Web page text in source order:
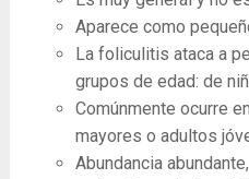
Aparece como
La foliculitis ataca a
grupos de edad: de
Comúnmente ocurre
mayores o adultos
Abundancia